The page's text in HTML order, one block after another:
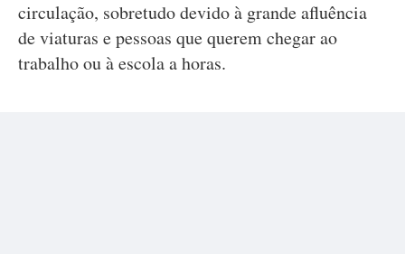
circulação, sobretudo devido à grande afluência
de viaturas e pessoas que querem chegar ao
trabalho ou à escola a horas.